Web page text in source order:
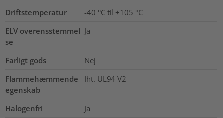
Driftstemperatur
-40 °C til +105 °C
ELV overensstemmel
se
Ja
Farligt gods
Nej
Flammehæmmende
egenskab
Iht. UL94 V2
Halogenfri
Ja